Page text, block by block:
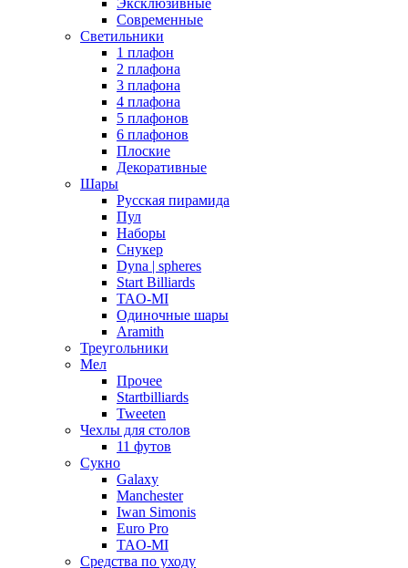
Эксклюзивные
Современные
Светильники
1 плафон
2 плафона
3 плафона
4 плафона
5 плафонов
6 плафонов
Плоские
Декоративные
Шары
Русская пирамида
Пул
Наборы
Снукер
Dyna | spheres
Start Billiards
TAO-MI
Одиночные шары
Aramith
Треугольники
Мел
Прочее
Startbilliards
Tweeten
Чехлы для столов
11 футов
Сукно
Galaxy
Manchester
Iwan Simonis
Euro Pro
TAO-MI
Средства по уходу